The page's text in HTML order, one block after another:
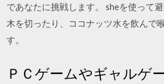
であなたに挑戦します。 sheを使って
木を切ったり、ココナッツ水を飲んで
す。
ＰＣゲームやギャルゲ